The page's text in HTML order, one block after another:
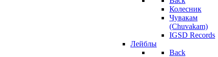
Колесник
Чувакам
(Chuvakam)
IGSD Records
Лейблы
Back